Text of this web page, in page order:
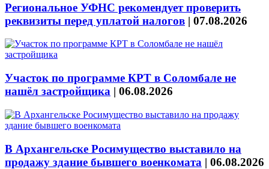
Региональное УФНС рекомендует проверить
реквизиты перед уплатой налогов | 07.08.2026
Участок по программе КРТ в Соломбале не
нашёл застройщика | 06.08.2026
В Архангельске Росимущество выставило на
продажу здание бывшего военкомата | 06.08.2026